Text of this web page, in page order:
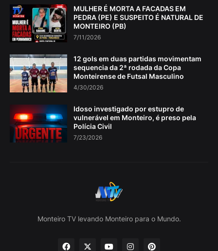
MULHER É MORTA A FACADAS EM
PEDRA (PE) E SUSPEITO É NATURAL DE
MONTEIRO (PB)
7/11/2026
12 gols em duas partidas movimentam
sequencia da 2ª rodada da Copa
Monteirense de Futsal Masculino
4/30/2026
Idoso investigado por estupro de
vulnerável em Monteiro, é preso pela
Polícia Civil
7/23/2026
Monteiro TV levando Monteiro para o Mundo.